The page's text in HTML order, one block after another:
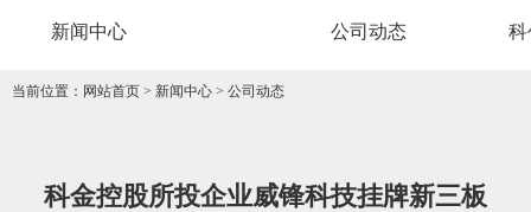
新闻中心 公司动态 科
当前位置： 网站首页 > 新闻中心 > 公司动态
科金控股所投企业威锋科技挂牌新三板